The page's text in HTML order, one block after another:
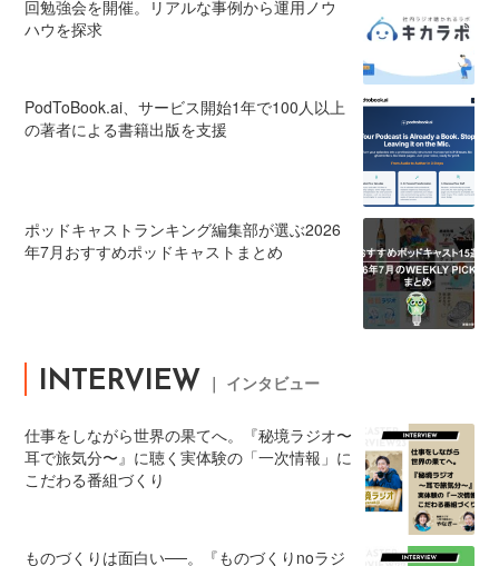
回勉強会を開催。リアルな事例から運用ノウ
ハウを探求
PodToBook.ai、サービス開始1年で100人以上
の著者による書籍出版を支援
ポッドキャストランキング編集部が選ぶ2026
年7月おすすめポッドキャストまとめ
INTERVIEW ｜ インタビュー
仕事をしながら世界の果てへ。『秘境ラジオ〜
耳で旅気分〜』に聴く実体験の「一次情報」に
こだわる番組づくり
ものづくりは面白い──。『ものづくりnoラジ